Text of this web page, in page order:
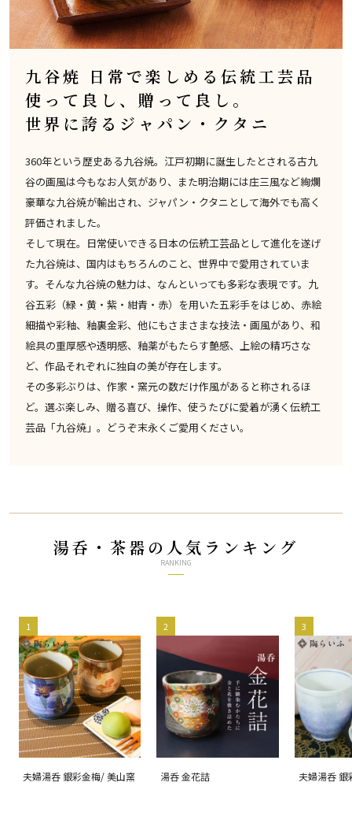
九谷焼 日常で楽しめる伝統工芸品
使って良し、贈って良し。
世界に誇るジャパン・クタニ
360年という歴史ある九谷焼。江戸初期に誕生したとされる古九
谷の画風は今もなお人気があり、また明治期には庄三風など絢爛
豪華な九谷焼が輸出され、ジャパン・クタニとして海外でも高く
評価されました。
そして現在。日常使いできる日本の伝統工芸品として進化を遂げ
た九谷焼は、国内はもちろんのこと、世界中で愛用されていま
す。そんな九谷焼の魅力は、なんといっても多彩な表現です。九
谷五彩（緑・黄・紫・紺青・赤）を用いた五彩手をはじめ、赤絵
細描や彩釉、釉裏金彩、他にもさまさまな技法・画風があり、和
絵具の重厚感や透明感、釉薬がもたらす艶感、上絵の精巧さな
ど、作品それぞれに独自の美が存在します。
その多彩ぶりは、作家・窯元の数だけ作風があると称されるほ
ど。選ぶ楽しみ、贈る喜び、操作、使うたびに愛着が湧く伝統工
芸品「九谷焼」。どうぞ末永くご愛用ください。
湯呑・茶器の人気ランキング
RANKING
1
夫婦湯呑 銀彩金梅/ 美山窯
2
湯呑 金花詰
3
夫婦湯呑 銀